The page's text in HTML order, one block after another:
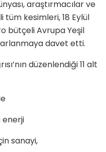
araştırmacılar ve
kesimleri, 18 Eylül
bütçeli Avrupa Yeşil
davet etti.
düzenlendiği 11 alt
enerji
sanayi,